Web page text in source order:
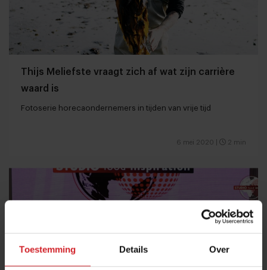
Toestemming Details Over
Thijs Meliefste vraagt zich af wat zijn carrière
waard is
Fotoserie horecaondernemers in tijden van vrije tijd
6 mei 2020 2 min